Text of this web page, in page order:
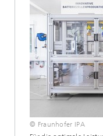
© Fraunhofer IPA